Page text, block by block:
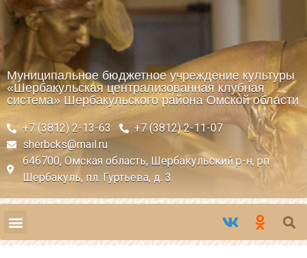
Муниципальное бюджетное учреждение культуры
«Шербакульская централизованная клубная
система» Шербакульского района Омской области
+7 (3812) 2-13-63
+7 (3812) 2-11-07
sherbcks@mail.ru
646700, Омская область, Шербакульский р-н, рп
Шербакуль, пл. Гуртьева, д. 3